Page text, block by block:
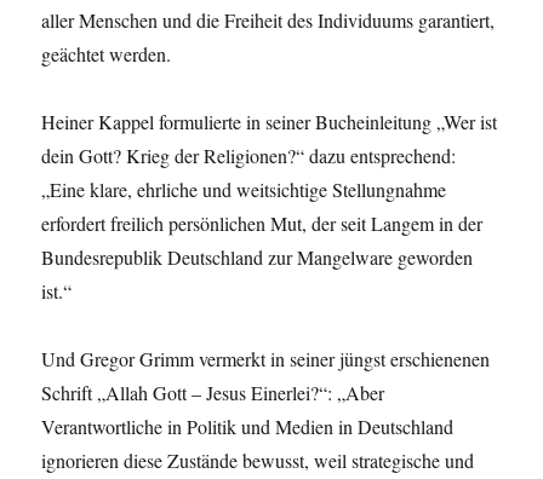
aller Menschen und die Freiheit des Individuums garantiert,
geächtet werden.
Heiner Kappel formulierte in seiner Bucheinleitung „Wer ist
dein Gott? Krieg der Religionen?“ dazu entsprechend:
„Eine klare, ehrliche und weitsichtige Stellungnahme
erfordert freilich persönlichen Mut, der seit Langem in der
Bundesrepublik Deutschland zur Mangelware geworden
ist.“
Und Gregor Grimm vermerkt in seiner jüngst erschienenen
Schrift „Allah Gott – Jesus Einerlei?“: „Aber
Verantwortliche in Politik und Medien in Deutschland
ignorieren diese Zustände bewusst, weil strategische und